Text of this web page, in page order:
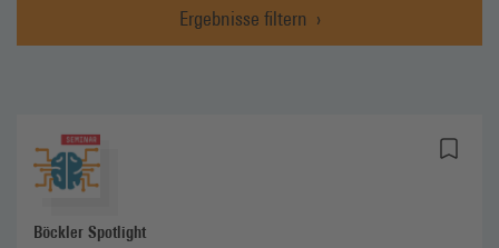
Ergebnisse filtern
Böckler Spotlight